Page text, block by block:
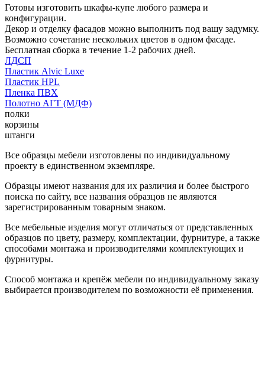
Готовы изготовить шкафы-купе любого размера и
конфигурации.
Декор и отделку фасадов можно выполнить под вашу задумку.
Возможно сочетание нескольких цветов в одном фасаде.
Бесплатная сборка в течение 1-2 рабочих дней.
ЛДСП
Пластик Alvic Luxe
Пластик HPL
Пленка ПВХ
Полотно АГТ (МДФ)
полки
корзины
штанги
Все образцы мебели изготовлены по индивидуальному
проекту в единственном экземпляре.
Образцы имеют названия для их различия и более быстрого
поиска по сайту, все названия образцов не являются
зарегистрированным товарным знаком.
Все мебельные изделия могут отличаться от представленных
образцов по цвету, размеру, комплектации, фурнитуре, а также
способами монтажа и производителями комплектующих и
фурнитуры.
Способ монтажа и крепёж мебели по индивидуальному заказу
выбирается производителем по возможности её применения.